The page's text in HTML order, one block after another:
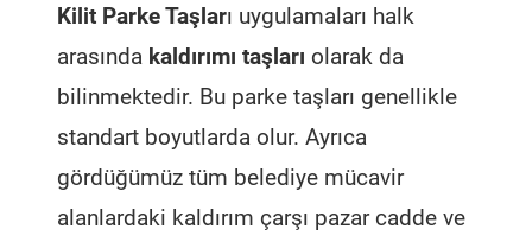
Kilit Parke Taşları uygulamaları halk
arasında kaldırımı taşları olarak da
bilinmektedir. Bu parke taşları genellikle
standart boyutlarda olur. Ayrıca
gördüğümüz tüm belediye mücavir
alanlardaki kaldırım çarşı pazar cadde ve